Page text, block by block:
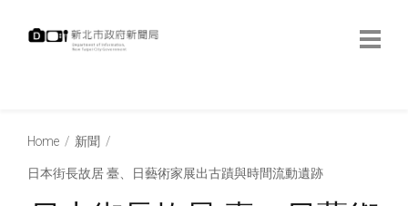
Home 新聞
日本街長故居 臺、日藝術家展出古蹟與時間流動遺跡